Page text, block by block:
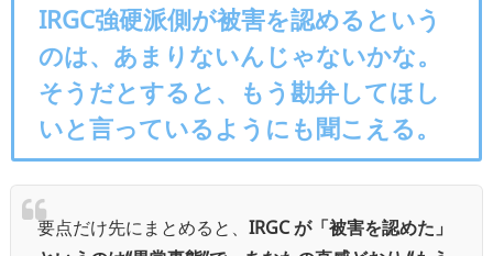
IRGC強硬派側が被害を認めるという
のは、あまりないんじゃないかな。
そうだとすると、もう勘弁してほし
いと言っているようにも聞こえる。
要点だけ先にまとめると、 IRGC が「被害を認めた」